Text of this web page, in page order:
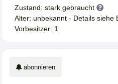
Zustand: stark gebraucht
Alter: unbekannt - Details siehe
Vorbesitzer: 1
abonnieren